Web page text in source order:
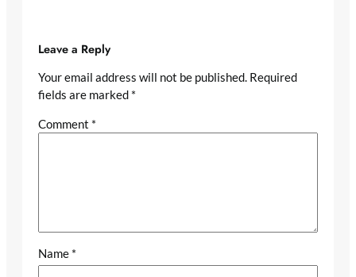
Leave a Reply
Your email address will not be published. Required
fields are marked *
Comment *
Name *